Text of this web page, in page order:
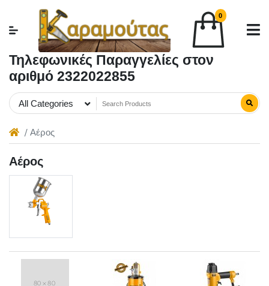
0
Τηλεφωνικές Παραγγελίες στον
αριθμό 2322022855
All Categories
Αέρος
Αέρος